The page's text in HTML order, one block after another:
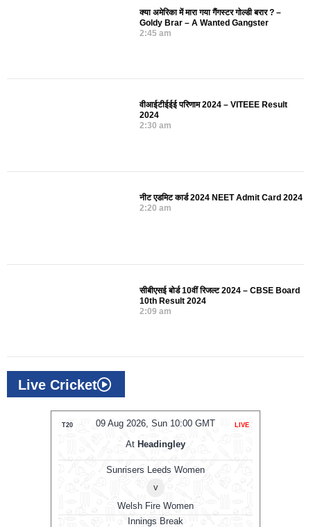
क्या अमेरिका में मारा गया गैंगस्टर गोल्डी बरार ? –
Goldy Brar – A Wanted Gangster
2:45 am
वीआईटीईईई परिणाम 2024 – VITEEE Result
2024
2:30 am
नीट एडमिट कार्ड 2024 NEET Admit Card 2024
2:20 am
सीबीएसई बोर्ड 10वीं रिजल्ट 2024 – CBSE Board
10th Result 2024
2:09 am
Live Cricket
09 Aug 2026, Sun 10:00 GMT
T20 LIVE
At Headingley
Sunrisers Leeds Women
v
Welsh Fire Women
Innings Break